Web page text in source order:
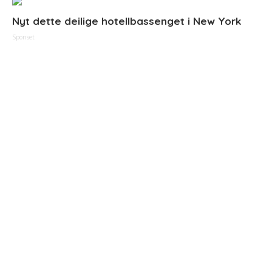
Nyt dette deilige hotellbassenget i New York
Sponset